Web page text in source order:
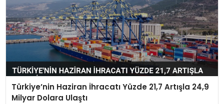
Türkiye’nin Haziran İhracatı Yüzde 21,7 Artışla 24,9
Milyar Dolara Ulaştı